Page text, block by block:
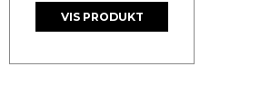
VIS PRODUKT